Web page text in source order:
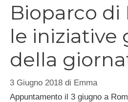
Bioparco di
le iniziative
della
3 Giugno 2018 di Emma
Appuntamento il 3 giugno a